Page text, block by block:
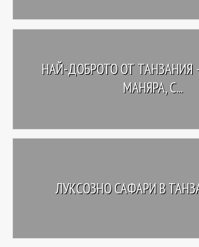
НАЙ-ДОБРОТО ОТ ТАНЗАНИЯ
МАНЯРА, С...
ЛУКСОЗНО САФАРИ В